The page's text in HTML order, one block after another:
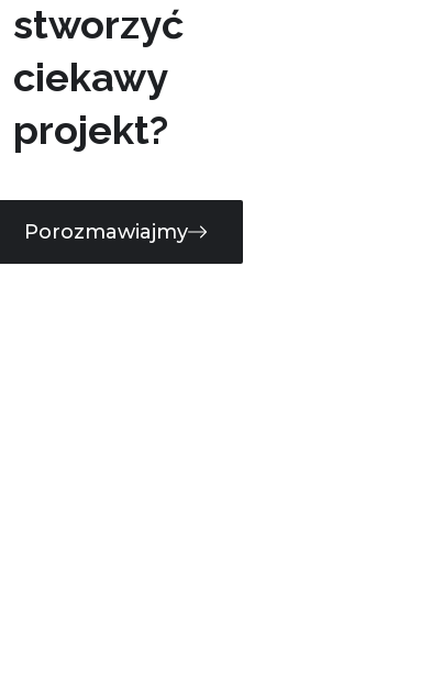
stworzyć
ciekawy
projekt?
Porozmawiajmy